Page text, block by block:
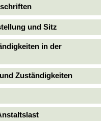
und Sitz
in der
Zuständigkeiten